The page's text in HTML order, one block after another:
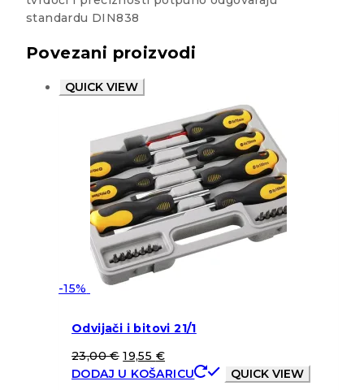
standardu DIN838
Povezani proizvodi
QUICK VIEW
-15%
Odvijači i bitovi 21/1
23,00€ 19,55 €
DODAJ U KOŠARICU
QUICK VIEW